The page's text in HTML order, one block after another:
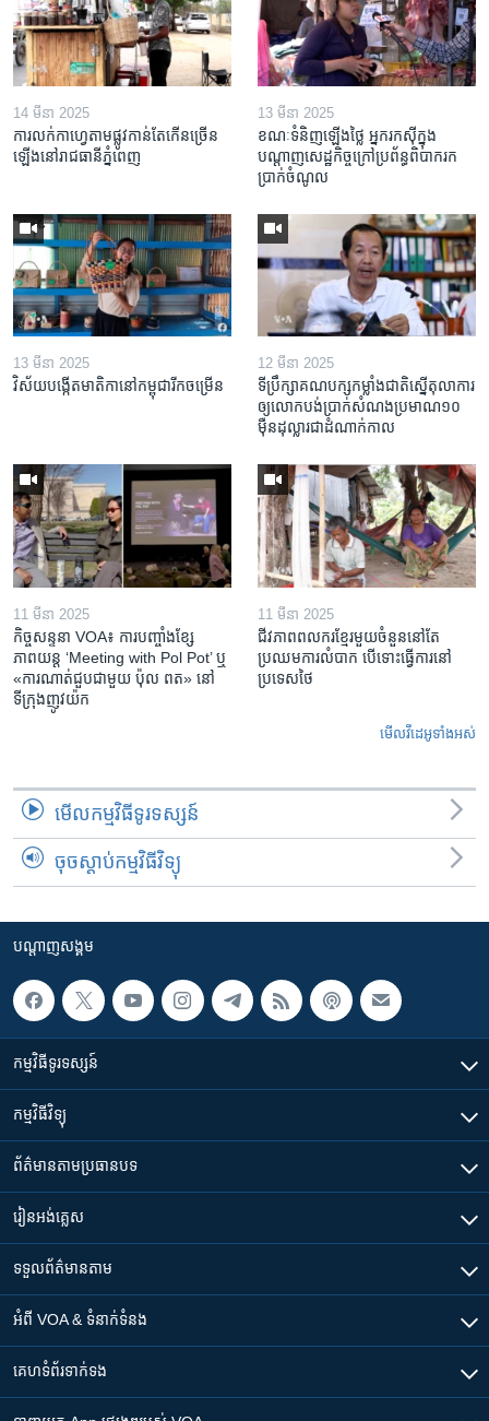
14 មីនា 2025
ការលក់​កាហ្វេ​តាម​ផ្លូវ​កាន់តែ​កើន​ច្រើន​
ឡើង​នៅ​រាជធានី​ភ្នំពេញ
13 មីនា 2025
ខណៈទំនិញឡើងថ្លៃ អ្នករកស៊ីក្នុង​
បណ្តាញ​សេដ្ឋកិច្ចក្រៅ​ប្រព័ន្ធពិបាក​រក​
ប្រាក់​ចំណូល
13 មីនា 2025
វិស័យ​បង្កើត​មាតិកា​នៅ​កម្ពុជា​រីក​ចម្រើន
12 មីនា 2025
ទីប្រឹក្សា​គណបក្ស​កម្លាំង​ជាតិ​ស្នើ​តុលាការ​
ឲ្យ​លោក​បង់ប្រាក់​សំណង​ប្រមាណ​១០​
ម៉ឺន​ដុល្លារ​ជា​ដំណាក់កាល
11 មីនា 2025
កិច្ចសន្ទនា VOA៖ ការ​បញ្ចាំង​ខ្សែ
ភាពយន្ត ‘Meeting with Pol Pot’ ឬ
«ការណាត់ជួប​ជាមួយ​ ប៉ុល ពត» នៅ
ទីក្រុងញូវយ៉ក​
11 មីនា 2025
ជីវភាពពលករខ្មែរមួយចំនួននៅតែ
ប្រឈមការលំបាក បើទោះធ្វើការនៅ
ប្រទេសថៃ
មើល​វីដេអូ​ទាំង​អស់
មើល​កម្មវិធី​ទូរទស្សន៍
ចុចស្តាប់កម្មវិធីវិទ្យុ
បណ្តាញ​សង្គម
កម្មវិធី​ទូរទស្សន៍
កម្មវិធី​វិទ្យុ
ព័ត៌មាន​តាមប្រធានបទ​
រៀន​​អង់គ្លេស
ទទួល​ព័ត៌មាន​តាម
អំពី​ VOA & ទំនាក់ទំនង
គេហទំព័រ​​ទាក់ទង